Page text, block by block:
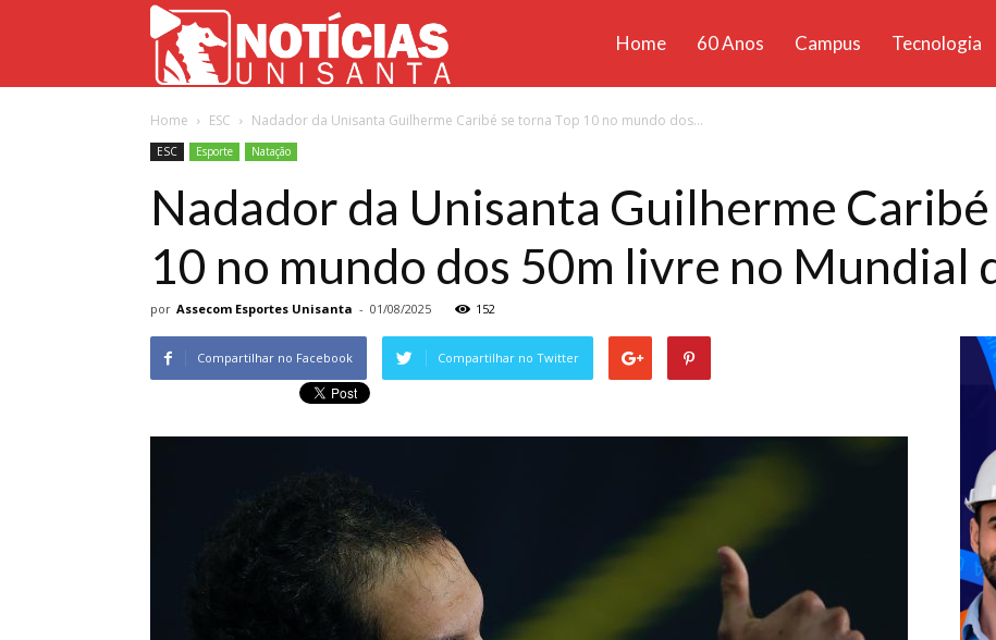
Unisanta
Home 60 Anos Campus Tecnologia
Home ESC Nadador da Unisanta Guilherme Caribé se torna Top 10 no mundo dos...
ESC Esporte Natação
Nadador da Unisanta Guilherme
10 no mundo dos 50m livre no Mundial
por Assecom Esportes Unisanta - 01/08/2025 152
Compartilhar no Facebook Compartilhar no Twitter